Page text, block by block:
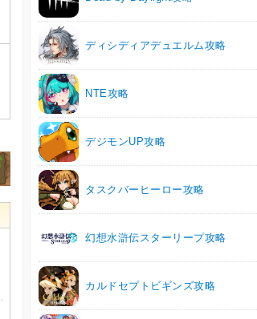
ディシディアデュエルム攻略
NTE攻略
デジモンUP攻略
タスクバーヒーロー攻略
幻想水滸伝スターリープ攻略
カルドセプトビギンズ攻略